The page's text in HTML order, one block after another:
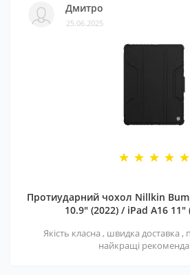
Дмитро
25.06.2025
Протиударний чохол Nillkin
10.9" (2022) / iPad A16 11"
Якість класна , швидка доставка ,
найкращі